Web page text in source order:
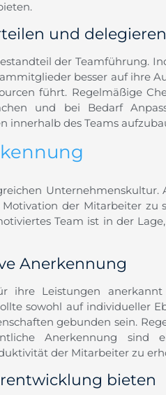
und delegieren
der Teamführung.
besser auf ihre
führt. Regelmäßige
und bei Bedarf
innerhalb des Teams
Unternehmenskultur.
der Mitarbeiter zu
Team ist in der
Anerkennung
ihre Leistungen
sowohl auf individueller
gebunden sein.
Anerkennung sind
der Mitarbeiter zu
bieten